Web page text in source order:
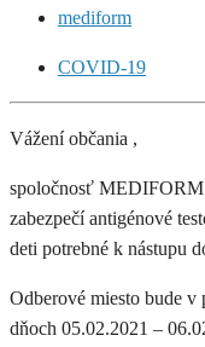
mediform
COVID-19
Vážení občania ,
spoločnosť MEDIFORM
zabezpečí antigénové
deti potrebné k nástupu
Odberové miesto bude
dňoch 05.02.2021 –